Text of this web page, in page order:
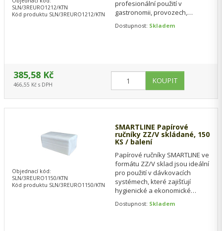
profesionální použití v
gastronomii, provozech,
prostorách. Ručníky jsou…
Dostupnost: Skladem
SLN/3REURO1212/KTN
Kód produktu SLN/3REURO1212/KTN
385,58 Kč
466,55 Kč s DPH
SMARTLINE Papírové
ručníky ZZ/V skládané, 150
KS / balení
Papírové ručníky SMARTLINE ve
formátu ZZ/V sklad jsou ideální
pro použití v dávkovacích
systémech, které zajišťují
hygienické a ekonomické
ze 100%…
Dostupnost: Skladem
Objednací kód:
SLN/3REURO1150/KTN
Kód produktu SLN/3REURO1150/KTN